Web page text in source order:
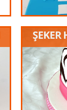
ŞEKER